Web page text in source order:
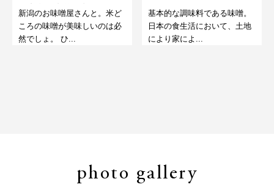
い本当の味噌の味。
新潟のお味噌屋さんと。米ど
ころの味噌が美味しいのは必
然でしょ。 ひ...
基本的な調味料である味噌。
日本の食生活において、土地
により家によ...
photo gallery